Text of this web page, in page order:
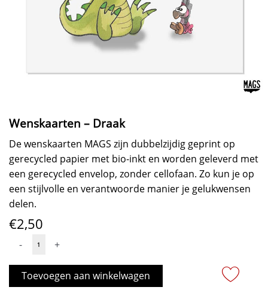
Wenskaarten – Draak
De wenskaarten MAGS zijn dubbelzijdig geprint op
gerecycled papier met bio-inkt en worden geleverd met
een gerecycled envelop, zonder cellofaan. Zo kun je op
een stijlvolle en verantwoorde manier je gelukwensen
delen.
€2,50
-
Wenskaarten
Draak
aantal
+
Toevoegen aan winkelwagen